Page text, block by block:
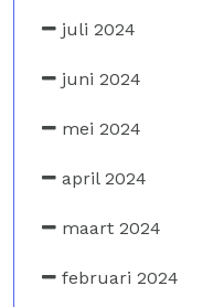
juli 2024
juni 2024
mei 2024
april 2024
maart 2024
februari 2024